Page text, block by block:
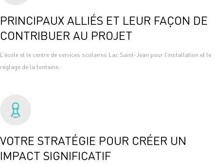
PRINCIPAUX ALLIÉS ET LEUR FAÇON DE
CONTRIBUER AU PROJET
L’école et le centre de services scolaires Lac Saint-Jean pour l’installation et le
réglage de la fontaine.
VOTRE STRATÉGIE POUR CRÉER UN
IMPACT SIGNIFICATIF